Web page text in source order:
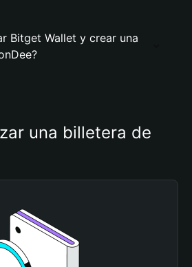
Bitget Wallet y crear una
una billetera de